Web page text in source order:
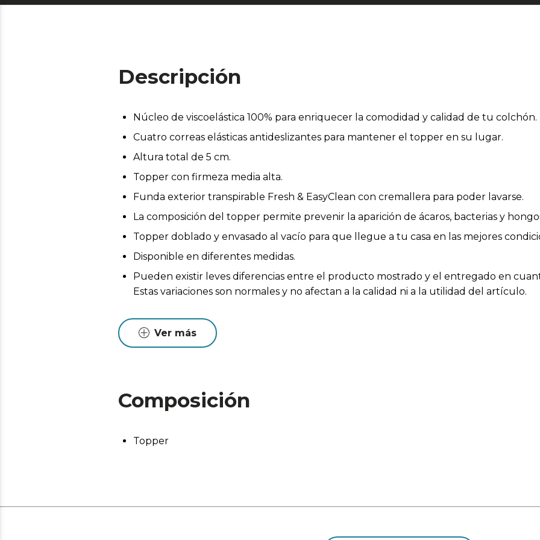
Descripción
Núcleo de viscoelástica 100% para enriquecer la comodidad y calidad de tu colchón.
Cuatro correas elásticas antideslizantes para mantener el topper en su lugar.
Altura total de 5 cm.
Topper con firmeza media alta.
Funda exterior transpirable Fresh & EasyClean con cremallera para poder lavarse.
La composición del topper permite prevenir la aparición de ácaros, bacterias y
Topper doblado y envasado al vacío para que llegue a tu casa en las mejores
Disponible en diferentes medidas.
Pueden existir leves diferencias entre el producto mostrado y el entregado en
Estas variaciones son normales y no afectan a la calidad ni a la utilidad del artículo.
Ver más
Composición
Topper